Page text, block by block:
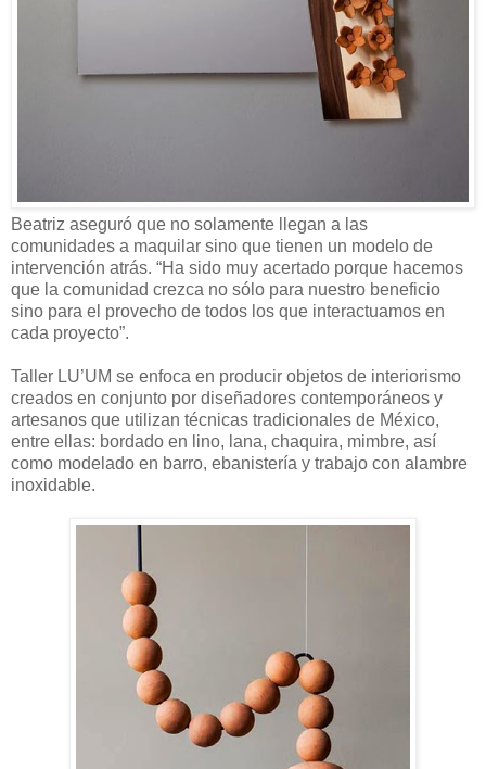
Beatriz aseguró que no solamente llegan a las
comunidades a maquilar sino que tienen un modelo de
intervención atrás. “Ha sido muy acertado porque hacemos
que la comunidad crezca no sólo para nuestro beneficio
sino para el provecho de todos los que interactuamos en
cada proyecto”.
Taller LU’UM se enfoca en producir objetos de interiorismo
creados en conjunto por diseñadores contemporáneos y
artesanos que utilizan técnicas tradicionales de México,
entre ellas: bordado en lino, lana, chaquira, mimbre, así
como modelado en barro, ebanistería y trabajo con alambre
inoxidable.